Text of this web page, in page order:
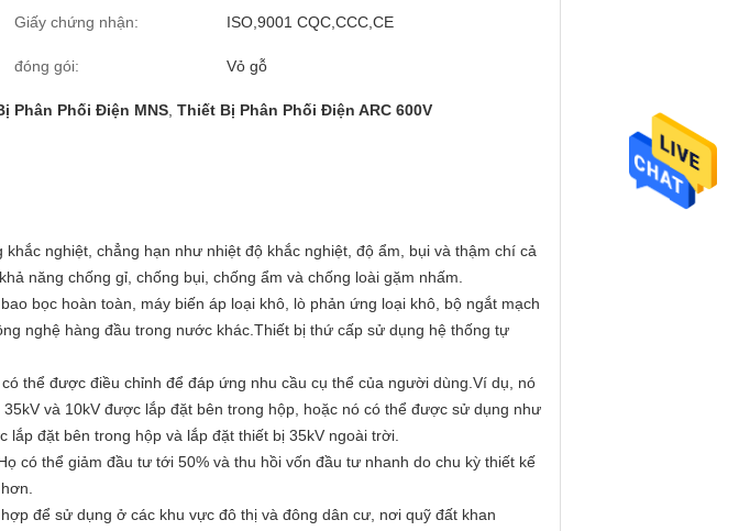
Giấy chứng nhận: ISO,9001 CQC,CCC,CE
đóng gói: Vỏ gỗ
Phân Phối Điện MNS Thiết Bị Phân Phối Điện ARC 600V
nghiệt, chẳng hạn như nhiệt độ khắc nghiệt, độ ẩm, bụi và thậm chí cả
năng chống gỉ, chống bụi, chống ẩm và chống loài gặm nhấm.
bọc hoàn toàn, máy biến áp loại khô, lò phản ứng loại khô, bộ ngắt mạch
nghệ hàng đầu trong nước khác.Thiết bị thứ cấp sử dụng hệ thống tự
thể được điều chỉnh để đáp ứng nhu cầu cụ thể của người dùng.Ví dụ, nó
và 10kV được lắp đặt bên trong hộp, hoặc nó có thể được sử dụng như
đặt bên trong hộp và lắp đặt thiết bị 35kV ngoài trời.
có thể giảm đầu tư tới 50% và thu hồi vốn đầu tư nhanh do chu kỳ thiết kế
để sử dụng ở các khu vực đô thị và đông dân cư, nơi quỹ đất khan